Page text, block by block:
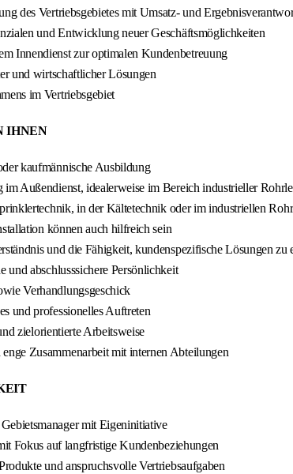
des Vertriebsgebietes mit Umsatz- und
und Entwicklung neuer Geschäftsmöglichkeiten
Innendienst zur optimalen Kundenbetreuung
und wirtschaftlicher Lösungen
im Vertriebsgebiet
IHNEN
kaufmännische Ausbildung
Außendienst, idealerweise im Bereich industrieller
in der Kältetechnik oder im industriellen
können auch hilfreich sein
und die Fähigkeit, kundenspezifische Lösungen zu
und abschlusssichere Persönlichkeit
Verhandlungsgeschick
und professionelles Auftreten
zielorientierte Arbeitsweise
Zusammenarbeit mit internen Abteilungen
mit Eigeninitiative
Fokus auf langfristige Kundenbeziehungen
und anspruchsvolle Vertriebsaufgaben